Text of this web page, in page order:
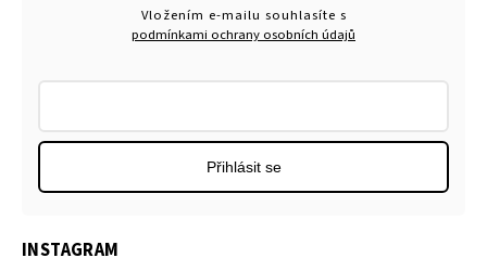
Vložením e-mailu souhlasíte s
podmínkami ochrany osobních údajů
Přihlásit se
INSTAGRAM